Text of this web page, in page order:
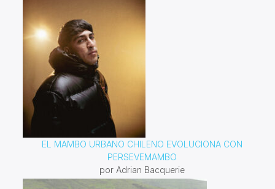
EL MAMBO URBANO CHILENO EVOLUCIONA CON
PERSEVEMAMBO
por Adrian Bacquerie